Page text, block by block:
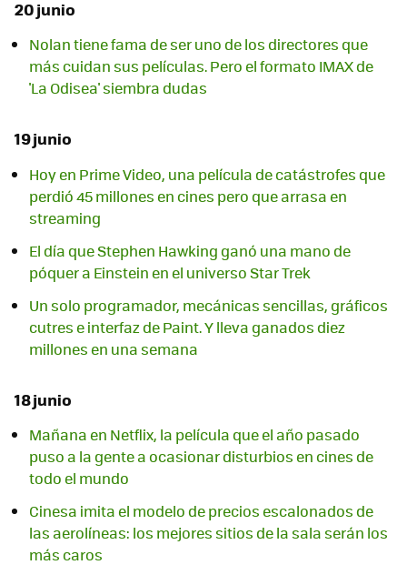
20 junio
Nolan tiene fama de ser uno de los directores que
más cuidan sus películas. Pero el formato IMAX de
'La Odisea' siembra dudas
19 junio
Hoy en Prime Video, una película de catástrofes que
perdió 45 millones en cines pero que arrasa en
streaming
El día que Stephen Hawking ganó una mano de
póquer a Einstein en el universo Star Trek
Un solo programador, mecánicas sencillas, gráficos
cutres e interfaz de Paint. Y lleva ganados diez
millones en una semana
18 junio
Mañana en Netflix, la película que el año pasado
puso a la gente a ocasionar disturbios en cines de
todo el mundo
Cinesa imita el modelo de precios escalonados de
las aerolíneas: los mejores sitios de la sala serán los
más caros